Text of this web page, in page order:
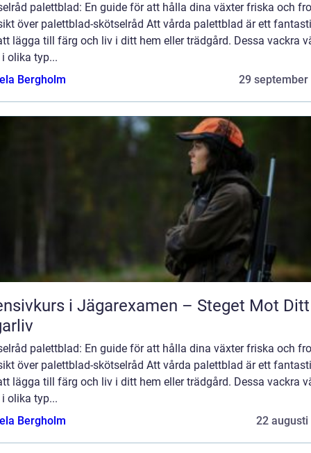
palettblad: En guide för att hålla dina växter friska och
över palettblad-skötselråd Att vårda palettblad är ett
lägga till färg och liv i ditt hem eller trädgård. Dessa vackra
olika typ...
Bergholm
29 september
i Jägarexamen – Steget Mot Ditt
palettblad: En guide för att hålla dina växter friska och
över palettblad-skötselråd Att vårda palettblad är ett
lägga till färg och liv i ditt hem eller trädgård. Dessa vackra
olika typ...
Bergholm
22 augusti